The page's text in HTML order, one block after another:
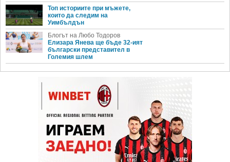
Топ историите при мъжете,
които да следим на
Уимбълдън
Блогът на Любо Тодоров
Елизара Янева ще бъде 32-ият
български представител в
Големия шлем